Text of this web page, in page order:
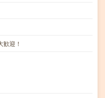
迎！